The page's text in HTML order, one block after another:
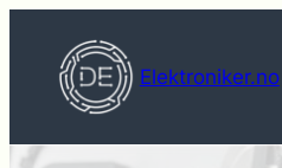
innhold
Elektroniker.no